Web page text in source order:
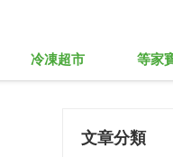
冷凍超市 等家
文章分類